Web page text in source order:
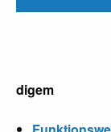
digem